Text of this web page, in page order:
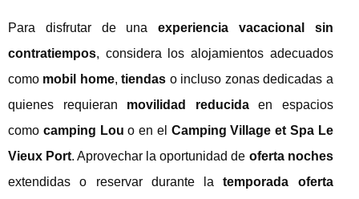
Para disfrutar de unaexperiencia vacacional sin
contratiempos, considera los alojamientos adecuados
como mobil home,tiendas o incluso zonas dedicadas a
quienes requieran movilidad reducidaen espacios
como camping Lou o en el Camping Village et Spa Le
Vieux Port. Aprovechar la oportunidad de oferta noches
extendidas o reservar durante latemporada oferta